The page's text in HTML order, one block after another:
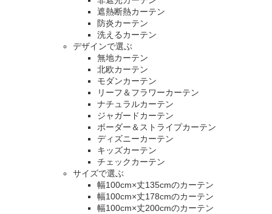
遮熱断熱カーテン
防炎カーテン
洗えるカーテン
デザインで選ぶ
無地カーテン
北欧カーテン
モダンカーテン
リーフ＆フラワーカーテン
ナチュラルカーテン
ジャガードカーテン
ボーダー＆ストライプカーテン
ディズニーカーテン
キッズカーテン
チェックカーテン
サイズで選ぶ
幅100cm×丈135cmのカーテン
幅100cm×丈178cmのカーテン
幅100cm×丈200cmのカーテン